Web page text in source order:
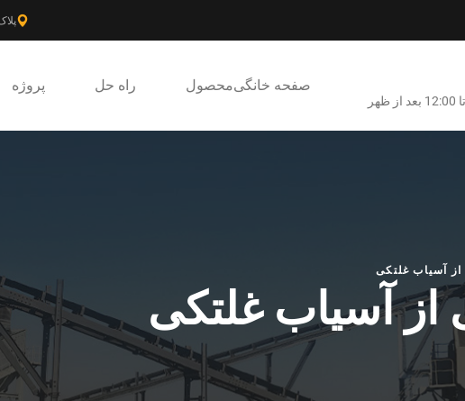
پلاک 1688، جاده شرقی گائوکه، ناحیه جدید
صفحه خانگیمحصول راه حل پروژه
آسیاب غلتکی
آسیاب غلتکی